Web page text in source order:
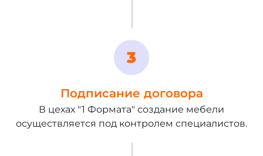
Подписание договора
В цехах "1 Формата" создание мебели
осуществляется под контролем специалистов.